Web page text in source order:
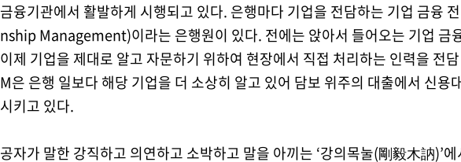
금융기관에서 활발하게 시행되고 있다. 은행마다 기업을 전담하는 기업 금융
nship Management)이라는 은행원이 있다. 전에는 앉아서 들어오는 기업 금
이제 기업을 제대로 알고 자문하기 위하여 현장에서 직접 처리하는 인력을 전
M은 은행 일보다 해당 기업을 더 소상히 알고 있어 담보 위주의 대출에서 신용
시키고 있다.
공자가 말한 강직하고 의연하고 소박하고 말을 아끼는 ‘강의목눌(剛毅木訥)’